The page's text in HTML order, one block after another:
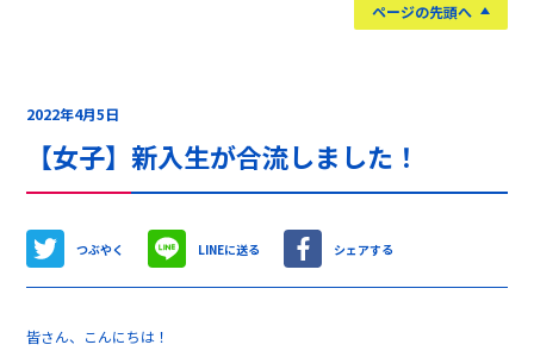
ページの先頭へ
2022年4月5日
【女子】新入生が合流しました！
つぶやく LINEに送る シェアする
皆さん、こんにちは！